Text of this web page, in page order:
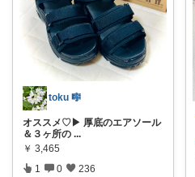
toku 🎼
オススメ♡▶︎ 厚底のエアソール
＆３ヶ所の ...
￥ 3,465
1 0 236